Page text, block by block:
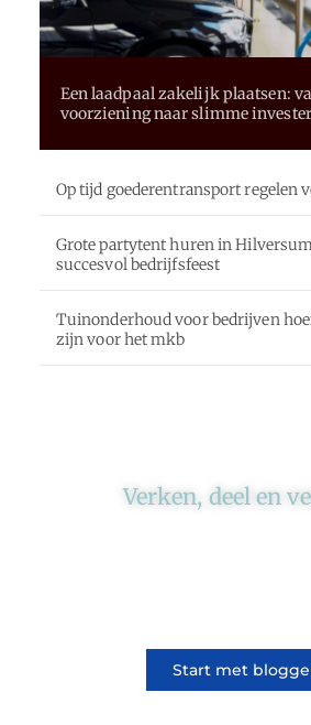
Een laadpaal zakelijk plaatsen:
voorziening naar slimme
Op tijd goederentransport regelen
Grote partytent huren in
succesvol bedrijfsfeest
Tuinonderhoud voor bedrijven
zijn voor het mkb
Verken, deel en
Start met